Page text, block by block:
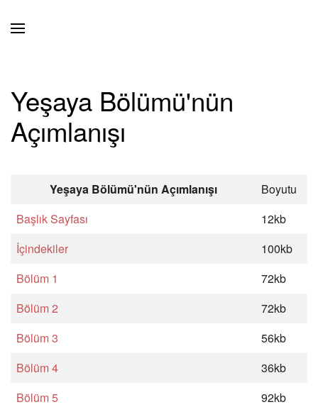
Yeşaya Bölümü'nün
Açımlanışı
Yeşaya Bölümü'nün Açımlanışı
Boyutu
Başlık Sayfası
12kb
İçindekiler
100kb
Bölüm 1
72kb
Bölüm 2
72kb
Bölüm 3
56kb
Bölüm 4
36kb
Bölüm 5
92kb